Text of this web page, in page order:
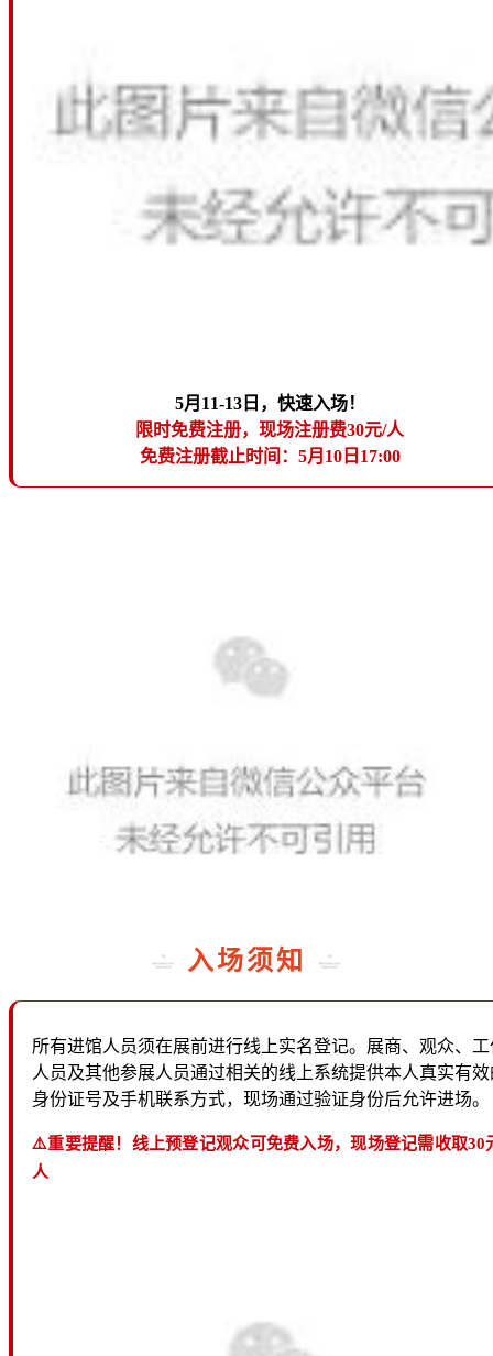
5月11-13日，快速入场！
限时免费注册，现场注册费30元/人
免费注册截止时间：5月10日17:00
入场须知
所有进馆人员须在展前进行线上实名登记。展商、观众、工
人员及其他参展人员通过相关的线上系统提供本人真实有效
身份证号及手机联系方式，现场通过验证身份后允许进场。
⚠️重要提醒！线上预登记观众可免费入场，现场登记需收取30
人